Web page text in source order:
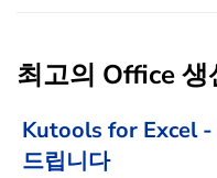
최고의 Office 생
Kutools for Excel -
드립니다